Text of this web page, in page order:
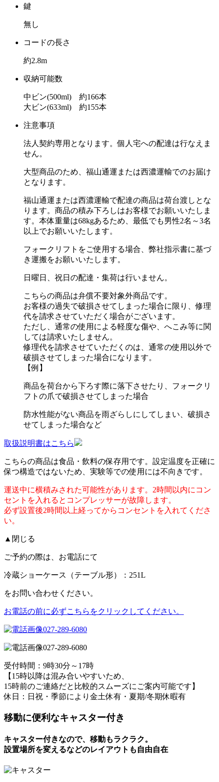
鍵
無し
コードの長さ
約2.8m
収納可能数
中ビン(500ml) 約166本
大ビン(633ml) 約155本
注意事項
法人契約専用となります。個人宅への配達は行なえま
せん。
大型商品のため、福山通運または西濃運輸でのお届け
となります。
福山通運または西濃運輸で配達の商品は荷台渡しとな
ります。商品の積み下ろしはお客様でお願いいたしま
す。本体重量は68kgあるため、最低でも男性2名～3名
以上でお願いいたします。
フォークリフトをご使用する場合、弊社指示書に基づ
き運搬をお願いいたします。
日曜日、祝日の配達・集荷は行いません。
こちらの商品は弁償不要対象外商品です。
お客様の過失で破損させてしまった場合に限り、修理
代を請求させていただく場合がございます。
ただし、通常の使用による軽度な傷や、へこみ等に関
しては請求いたしません。
修理代を請求させていただくのは、通常の使用以外で
破損させてしまった場合になります。
【例】
商品を荷台から下ろす際に落下させたり、フォークリ
フトの爪で破損させてしまった場合
防水性能がない商品を雨ざらしにしてしまい、破損さ
せてしまった場合など
取扱説明書はこちら
こちらの商品は食品・飲料の保存用です。設定温度を正確に
保つ構造ではないため、実験等での使用には不向きです。
運送中に横積みされた可能性があります。2時間以内にコン
セントを入れるとコンプレッサーが故障します。
必ず設置後2時間以上経ってからコンセントを入れてくださ
い。
▲閉じる
ご予約の際は、お電話にて
冷蔵ショーケース（テーブル形）：251L
をお問い合わせください。
お電話の前に必ずこちらをクリックしてください。
027-289-6080
027-289-6080
受付時間：9時30分～17時
【15時以降は混み合いやすいため、
15時前のご連絡だと比較的スムーズにご案内可能です】
休日：日祝・季節により金土休有・夏期/冬期休暇有
移動に便利なキャスター付き
キャスター付きなので、移動もラクラク。
設置場所を変えるなどのレイアウトも自由自在